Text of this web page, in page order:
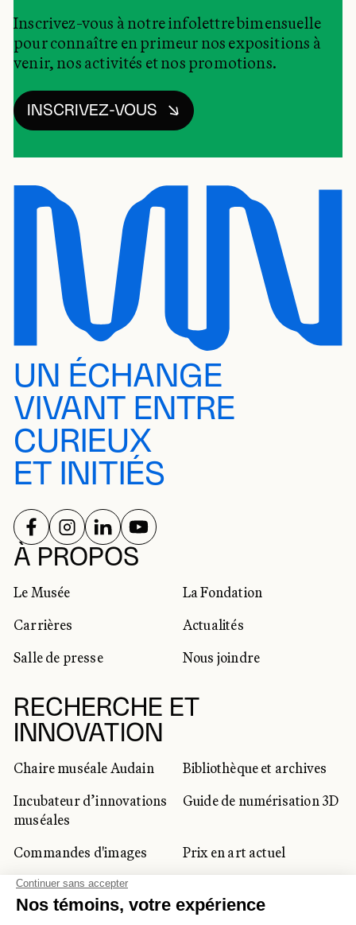
Inscrivez-vous à notre infolettre bimensuelle
pour connaître en primeur nos expositions à
venir, nos activités et nos promotions.
INSCRIVEZ-VOUS
UN ÉCHANGE
VIVANT ENTRE
CURIEUX
ET INITIÉS
À PROPOS
Le Musée
La Fondation
Carrières
Actualités
Salle de presse
Nous joindre
RECHERCHE ET
INNOVATION
Chaire muséale Audain
Bibliothèque et archives
Incubateur d’innovations
muséales
Guide de numérisation 3D
Commandes d'images
Prix en art actuel
Prix Lynne-Cohen
RÉSEAUX SOCIAUX
SUIVEZ-NOUS SUR
SUIVEZ-NOUS SUR
SUIVEZ-NOUS SUR
SUIVEZ-NOUS SUR